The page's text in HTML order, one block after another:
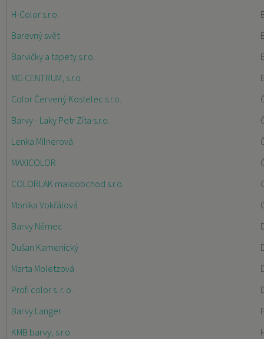
H-Color s.r.o.
Barevný svět
Barvičky a tapety s.r.o.
MG CENTRUM, s.r.o.
Color Červený Kostelec s.r.o.
Barvy - Laky Petr Zíta s.r.o.
Lenka Milnerová
MAXICOLOR
COLORLAK maloobchod s.r.o.
Monika Vokřálová
Barvy Němec
Dušan Kamenický
Marta Moletzová
Profi color s. r. o.
Barvy Langer
KMB barvy, s.r.o.